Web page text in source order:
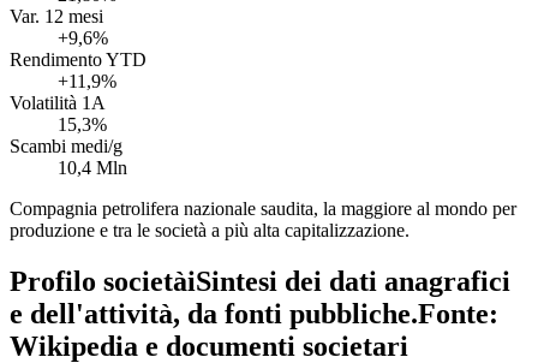
Var. 12 mesi
+9,6%
Rendimento YTD
+11,9%
Volatilità 1A
15,3%
Scambi medi/g
10,4 Mln
Compagnia petrolifera nazionale saudita, la maggiore al mondo per
produzione e tra le società a più alta capitalizzazione.
Profilo societàiSintesi dei dati anagrafici
e dell'attività, da fonti pubbliche.Fonte:
Wikipedia e documenti societari